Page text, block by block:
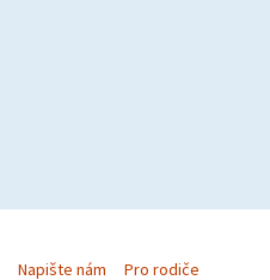
Napište nám Pro rodiče